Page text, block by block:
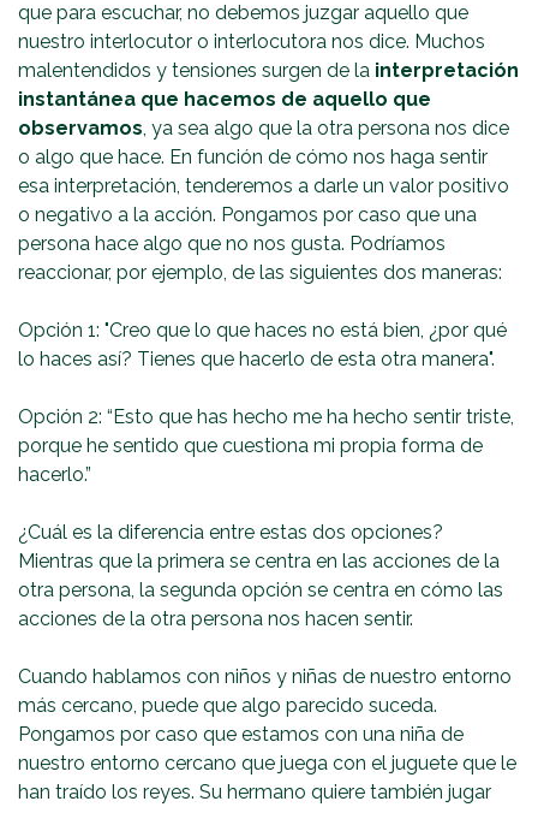
que para escuchar, no debemos juzgar aquello que
nuestro interlocutor o interlocutora nos dice. Muchos
malentendidos y tensiones surgen de la interpretación
instantánea que hacemos de aquello que
observamos, ya sea algo que la otra persona nos dice
o algo que hace. En función de cómo nos haga sentir
esa interpretación, tenderemos a darle un valor positivo
o negativo a la acción. Pongamos por caso que una
persona hace algo que no nos gusta. Podríamos
reaccionar, por ejemplo, de las siguientes dos maneras:
Opción 1: "Creo que lo que haces no está bien, ¿por qué
lo haces así? Tienes que hacerlo de esta otra manera".
Opción 2: “Esto que has hecho me ha hecho sentir triste,
porque he sentido que cuestiona mi propia forma de
hacerlo.”
¿Cuál es la diferencia entre estas dos opciones?
Mientras que la primera se centra en las acciones de la
otra persona, la segunda opción se centra en cómo las
acciones de la otra persona nos hacen sentir.
Cuando hablamos con niños y niñas de nuestro entorno
más cercano, puede que algo parecido suceda.
Pongamos por caso que estamos con una niña de
nuestro entorno cercano que juega con el juguete que le
han traído los reyes. Su hermano quiere también jugar